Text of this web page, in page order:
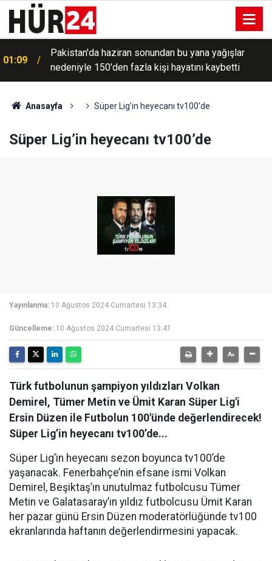
01:09
Pakistan'da haziran sonundan bu yana yağışlar
nedeniyle 150'den fazla kişi hayatını kaybetti
Anasayfa Süper Lig’in heyecanı tv100’de
Süper Lig’in heyecanı tv100’de
Yayınlanma: 10 Ağustos 2024 Cumartesi 13:34
Güncelleme: 10 Ağustos 2024 Cumartesi 13:41
Türk futbolunun şampiyon yıldızları Volkan
Demirel, Tümer Metin ve Ümit Karan Süper Lig'i
Ersin Düzen ile Futbolun 100'ünde değerlendirecek!
Süper Lig’in heyecanı tv100’de...
Süper Lig’in heyecanı sezon boyunca tv100’de
yaşanacak. Fenerbahçe’nin efsane ismi Volkan
Demirel, Beşiktaş’ın unutulmaz futbolcusu Tümer
Metin ve Galatasaray’ın yıldız futbolcusu Ümit Karan
her pazar günü Ersin Düzen moderatörlüğünde tv100
ekranlarında haftanın değerlendirmesini yapacak.